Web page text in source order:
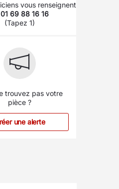
vous renseignent
01 69 88 16 16
(Tapez 1)
trouvez pas votre
pièce ?
une alerte